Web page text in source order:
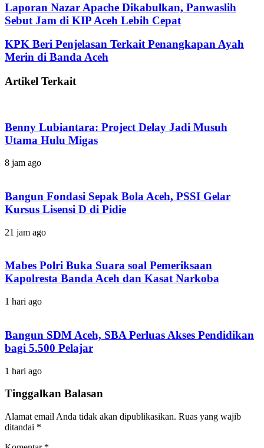
Laporan Nazar Apache Dikabulkan, Panwaslih
Sebut Jam di KIP Aceh Lebih Cepat
KPK Beri Penjelasan Terkait Penangkapan Ayah
Merin di Banda Aceh
Artikel Terkait
Benny Lubiantara: Project Delay Jadi Musuh
Utama Hulu Migas
8 jam ago
Bangun Fondasi Sepak Bola Aceh, PSSI Gelar
Kursus Lisensi D di Pidie
21 jam ago
Mabes Polri Buka Suara soal Pemeriksaan
Kapolresta Banda Aceh dan Kasat Narkoba
1 hari ago
Bangun SDM Aceh, SBA Perluas Akses Pendidikan
bagi 5.500 Pelajar
1 hari ago
Tinggalkan Balasan
Alamat email Anda tidak akan dipublikasikan. Ruas yang wajib
ditandai *